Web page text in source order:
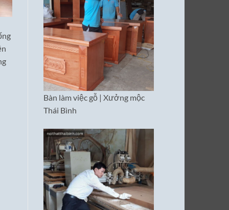
Bàn làm việc gỗ | Xưởng mộc
Thái Bình